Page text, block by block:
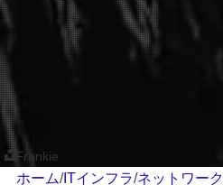
Frankie
ホーム/ITインフラ/ネットワーク